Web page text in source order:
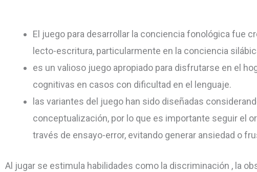
El juego para desarrollar la conciencia fonológica fue
lecto-escritura, particularmente en la conciencia
es un valioso juego apropiado para disfrutarse en el
cognitivas en casos con dificultad en el lenguaje.
las variantes del juego han sido diseñadas
conceptualización, por lo que es importante seguir el
través de ensayo-error, evitando generar ansiedad o
Al jugar se estimula habilidades como la discriminación , la